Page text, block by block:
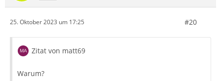
25. Oktober 2023 um 17:25 #20
Zitat von matt69
Warum?